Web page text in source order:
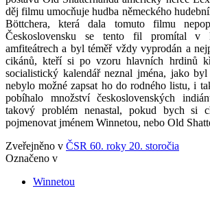
děj filmu umocňuje hudba německého
Böttchera, která dala tomuto filmu
Československu se tento fil promítal
amfiteátrech a byl téměř vždy vyprodán a
cikánů, kteří si po vzoru hlavních hrdinů
socialistický kalendář neznal jména, jako
nebylo možné zapsat ho do rodného listu, i
pobíhalo množství československých
takový problém nenastal, pokud bych si
pojmenovat jménem Winnetou, nebo Old
Zveřejněno v ČSR 60. roky 20. storočia
Označeno v
Winnetou